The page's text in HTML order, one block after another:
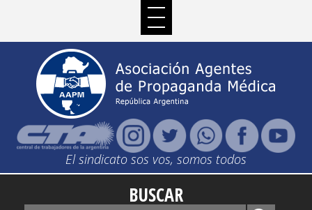
El sindicato sos vos, somos todos
BUSCAR